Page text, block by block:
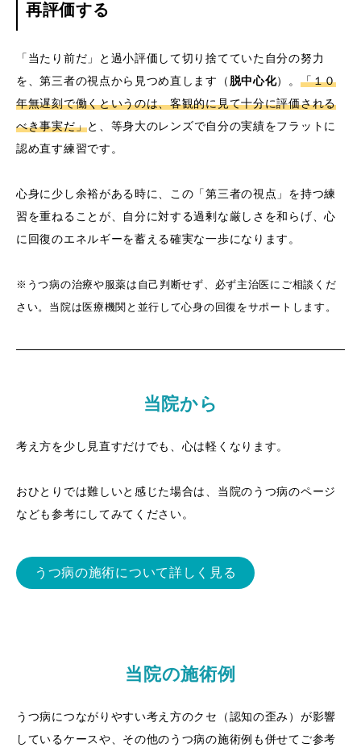
再評価する
「当たり前だ」と過小評価して切り捨てていた自分の努力
を、第三者の視点から見つめ直します（ 脱中心化）。 「１０
年無遅刻で働くというのは、客観的に見て十分に評価される
べき事実だ」と、等身大のレンズで自分の実績をフラットに
認め直す練習です。
心身に少し余裕がある時に、この「第三者の視点」を持つ練
習を重ねることが、自分に対する過剰な厳しさを和らげ、心
に回復のエネルギーを蓄える確実な一歩になります。
※うつ病の治療や服薬は自己判断せず、必ず主治医にご相談くだ
さい。当院は医療機関と並行して心身の回復をサポートします。
当院から
考え方を少し見直すだけでも、心は軽くなります。
おひとりでは難しいと感じた場合は、当院のうつ病のページ
なども参考にしてみてください。
うつ病の施術について詳しく見る
当院の施術例
うつ病につながりやすい考え方のクセ（認知の歪み）が影響
しているケースや、その他のうつ病の施術例も併せてご参考